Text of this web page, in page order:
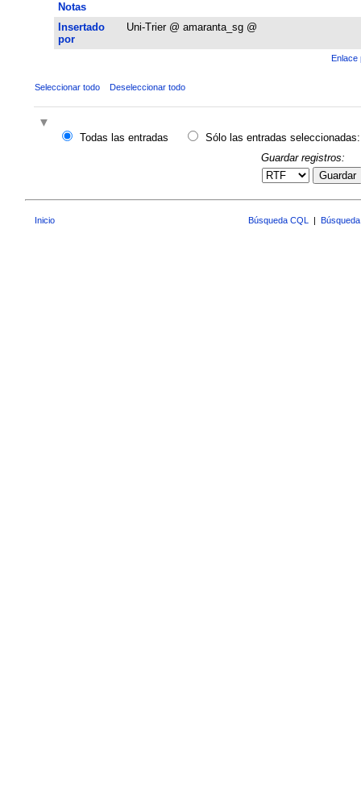
Notas
Insertado
por
Uni-Trier @ amaranta_sg @
Enlace
Seleccionar todo Deseleccionar todo
Todas las entradas
Sólo las entradas seleccionadas:
Guardar registros:
Guardar
Inicio Búsqueda CQL